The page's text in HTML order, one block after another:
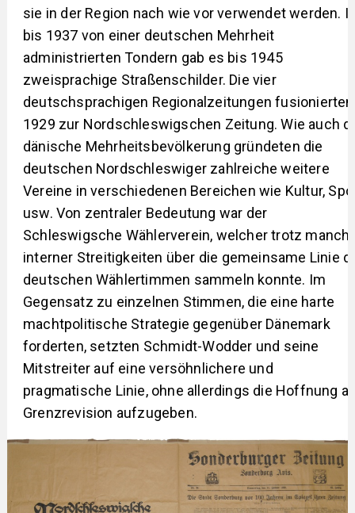
sie in der Region nach wie vor verwendet werden.
bis 1937 von einer deutschen Mehrheit
administrierten Tondern gab es bis 1945
zweisprachige Straßenschilder. Die vier
deutschsprachigen Regionalzeitungen fusionierten
1929 zur Nordschleswigschen Zeitung. Wie auch
dänische Mehrheitsbevölkerung gründeten die
deutschen Nordschleswiger zahlreiche weitere
Vereine in verschiedenen Bereichen wie Kultur,
usw. Von zentraler Bedeutung war der
Schleswigsche Wählerverein, welcher trotz
interner Streitigkeiten über die gemeinsame Linie
deutschen Wählertimmen sammeln konnte. Im
Gegensatz zu einzelnen Stimmen, die eine harte
machtpolitische Strategie gegenüber Dänemark
forderten, setzten Schmidt-Wodder und seine
Mitstreiter auf eine versöhnlichere und
pragmatische Linie, ohne allerdings die Hoffnung
Grenzrevision aufzugeben.